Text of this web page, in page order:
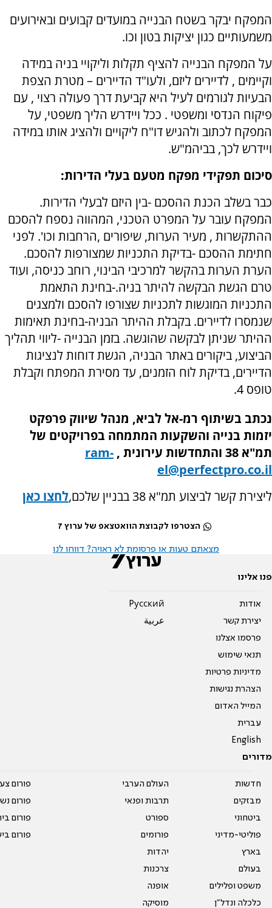
המפקח יבקר בשטח הבנייה במועדים קבועים ובאירועים
משמעותיים כגון יציקות בטון וכו.
על המפקח הבנייה להציף תקלות וליקויי בניה במידה
וקיימים , לדיירים ליזם, ולעו"ד הדיירים – מטרת הצפת
הבעיות לגורמים לעיל היא קביעת דרך פעולה רצוי , עם
פיקוח הנדסי ומשפטי . ככל ויידרש הליך משפטי, על
המפקח לכתוב ולהגיש דו"ח ליקויים ולהציג אותו במידה
ויידרש לכך, בביהמ"ש.
סיכום תפקידי מפקח מטעם בעלי הדירות:
כבר בשלב הכנת ההסכם -בין היזם לבעלי הדירות.
המפקח עובר על המפרט הטכני, המהווה נספח להסכם
ההתקשרות , מעיר הערות, שיפורים ,הרחבות וכו'. לפני
חתימת ההסכם -בדיקת התכניות שמצורפות להסכם.
הערת הערות בהקשר למרכיבי הבינוי, רוחב כניסה, ועוד
טרם הגשת הבקשה להיתר בניה.-בחינת התאמת
התכניות המוגשות לתכניות שצורפו להסכם ולמצגים
שנמסרו לדיירים. בקבלת ההיתר הבניה-בחינת תאימות
ההיתר שניתן לבקשה שהוגשה. בזמן הבנייה -ליווי תהליך
הביצוע, ביקורים באתר הבניה, הגשת דוחות לנציגות
הדיירים, בדיקת לוח הזמנים, עד מסירת המפתח וקבלת
טופס 4
.
נכתב בשיתוף רמ-אל לביא, מנהל שיווק פרפקט
יזמות בנייה והשקעות המתמחה בפרויקטים של
תמ"א 38 והתחדשות עירונית ,
ram-
el@perfectpro.co.il
ליצירת קשר לביצוע תמ"א 38 בבניין שלכם
,לחצו כאן
הצטרפו לקבוצת הוואטצאפ של ערוץ 7
מצאתם טעות או פרסומת לא ראויה? דווחו לנו
פנו אלינו
אודות
יצירת קשר
פרסמו אצלנו
תנאי שימוש
מדיניות פרטיות
הצהרת נגישות
המייל האדום
עברית
English
Pусский
عربية
מדורים
חדשות
מבזקים
ביטחוני
פוליטי-מדיני
בארץ
בעולם
משפט ופלילים
כלכלה ונדל"ן
העולם הערבי
תרבות ופנאי
ספורט
פורומים
יהדות
צרכנות
אופנה
מוסיקה
פורום
פורום
פורום
פורום